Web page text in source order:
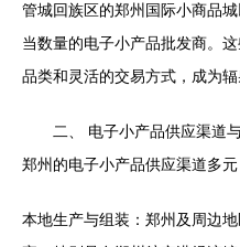
管城回族区的郑州国际小商品
当数量的电子小产品批发商。
品类和灵活的交易方式，成为
二、 电子小产品供应渠道
郑州的电子小产品供应渠道多元
本地生产与组装：郑州及周边